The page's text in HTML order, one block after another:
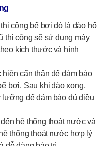
công bể bơi đó là đào hố
thi công sẽ sử dụng máy
kích thước và hình
cẩn thận để đảm bảo
bơi. Sau khi đào xong,
lưỡng để đảm bảo đủ điều
hệ thống thoát nước và
thống thoát nước hợp lý